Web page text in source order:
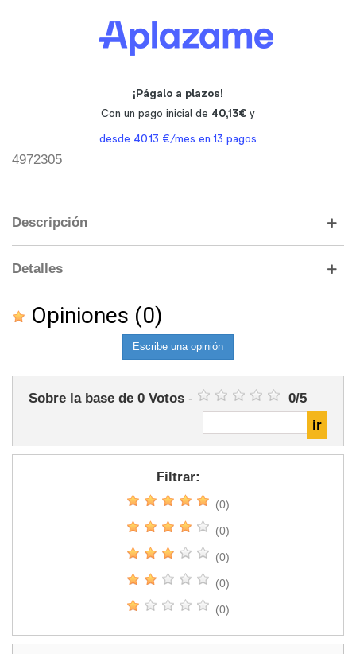
4972305
Descripción
Detalles
Opiniones (0)
Escribe una opinión
Sobre la base de 0 Votos - 0/5
Filtrar:
(0)
(0)
(0)
(0)
(0)